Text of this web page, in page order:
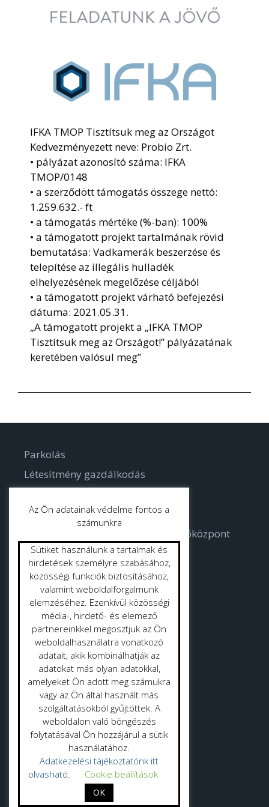
IFKA TMOP Tisztítsuk meg az Országot
Kedvezményezett neve: Probio Zrt.
• pályázat azonosító száma: IFKA
TMOP/0148
• a szerződött támogatás összege nettó:
1.259.632.- ft
• a támogatás mértéke (%-ban): 100%
• a támogatott projekt tartalmának rövid
bemutatása: Vadkamerák beszerzése és
telepítése az illegális hulladék
elhelyezésének megelőzése céljából
• a támogatott projekt várható befejezési
dátuma: 2021.05.31.
„A támogatott projekt a „IFKA TMOP
Tisztítsuk meg az Országot!” pályázatának
keretében valósul meg”
Parkolás
Létesítmény gazdálkodás
Bodorka Balatoni Vízvilág Látogatóközpont
Strandok
Közterület tisztítás
Gyepmester
Vásrácsarnok
Adatvédelmi politika
Adatkezelési tájékoztató
Probio Zrt. 2025
Az Ön adatainak védelme fontos a
számunkra
Sütiket használunk a tartalmak és
hirdetések személyre szabásához,
közösségi funkciók biztosításához,
valamint weboldalforgalmunk
elemzéséhez. Ezenkívül közösségi
média-, hirdető- és elemező
partnereinkkel megosztjuk az Ön
weboldalhasználatra vonatkozó
adatait, akik kombinálhatják az
adatokat más olyan adatokkal,
amelyeket Ön adott meg számukra
vagy az Ön által használt más
szolgáltatásokból gyűjtöttek. A
weboldalon való böngészés
folytatásával Ön hozzájárul a sütik
használatához.
Adatkezelési tájékoztatónk itt
olvasható. Cookie beállítások
OK